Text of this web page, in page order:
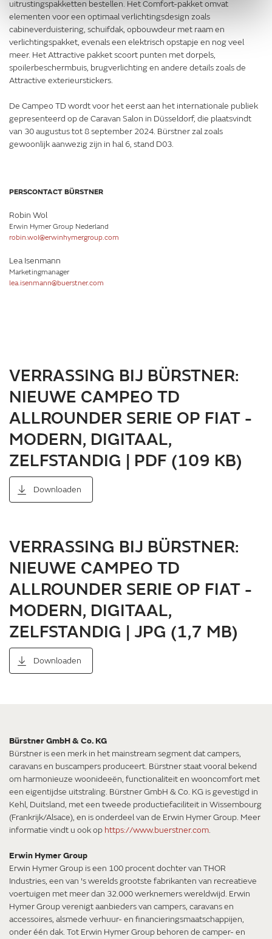
uitrustingspakketten bestellen. Het Comfort-pakket omvat
elementen voor een optimaal verlichtingsdesign zoals
cabineverduistering, schuifdak, opbouwdeur met raam en
verlichtingspakket, evenals een elektrisch opstapje en nog veel
meer. Het Attractive pakket scoort punten met dorpels,
spoilerbeschermbuis, brugverlichting en andere details zoals de
Attractive exterieurstickers.
De Campeo TD wordt voor het eerst aan het internationale publiek
gepresenteerd op de Caravan Salon in Düsseldorf, die plaatsvindt
van 30 augustus tot 8 september 2024. Bürstner zal zoals
gewoonlijk aanwezig zijn in hal 6, stand D03.
PERSCONTACT BÜRSTNER
Robin Wol
Erwin Hymer Group Nederland
robin.wol@erwinhymergroup.com
Lea Isenmann
Marketingmanager
lea.isenmann@buerstner.com
VERRASSING BIJ BÜRSTNER:
NIEUWE CAMPEO TD
ALLROUNDER SERIE OP FIAT -
MODERN, DIGITAAL,
ZELFSTANDIG | PDF (109 KB)
Downloaden
VERRASSING BIJ BÜRSTNER:
NIEUWE CAMPEO TD
ALLROUNDER SERIE OP FIAT -
MODERN, DIGITAAL,
ZELFSTANDIG | JPG (1,7 MB)
Downloaden
Bürstner GmbH & Co. KG
Bürstner is een merk in het mainstream segment dat campers,
caravans en buscampers produceert. Bürstner staat vooral bekend
om harmonieuze woonideeën, functionaliteit en wooncomfort met
een eigentijdse uitstraling. Bürstner GmbH & Co. KG is gevestigd in
Kehl, Duitsland, met een tweede productiefaciliteit in Wissembourg
(Frankrijk/Alsace), en is onderdeel van de Erwin Hymer Group. Meer
informatie vindt u ook op https://www.buerstner.com.
Erwin Hymer Group
Erwin Hymer Group is een 100 procent dochter van THOR
Industries, een van 's werelds grootste fabrikanten van recreatieve
voertuigen met meer dan 32.000 werknemers wereldwijd. Erwin
Hymer Group verenigt aanbieders van campers, caravans en
accessoires, alsmede verhuur- en financieringsmaatschappijen,
onder één dak. Tot Erwin Hymer Group behoren de camper- en